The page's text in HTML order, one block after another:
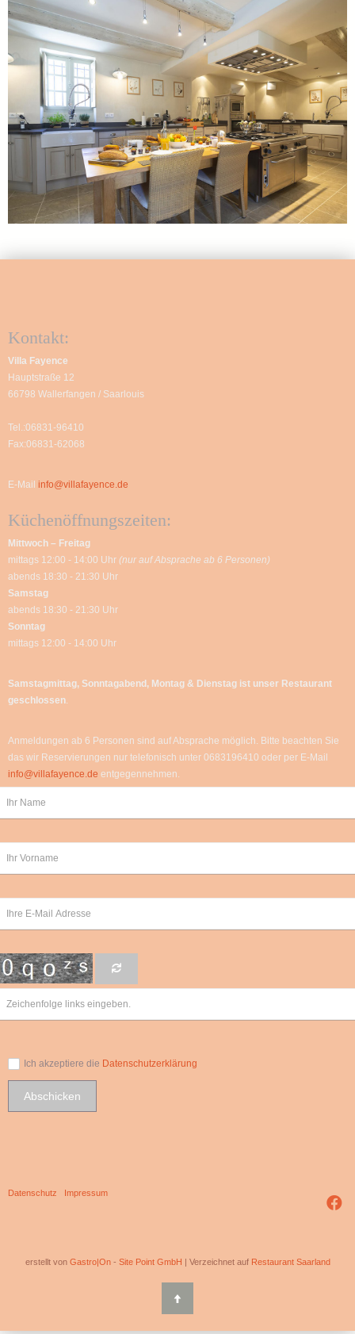
Kontakt:
Villa Fayence
Hauptstraße 12
66798 Wallerfangen / Saarlouis
Tel.:06831-96410
Fax:06831-62068
E-Mail info@villafayence.de
Küchenöffnungszeiten:
Mittwoch – Freitag
mittags 12:00 - 14:00 Uhr (nur auf Absprache ab 6 Personen)
abends 18:30 - 21:30 Uhr
Samstag
abends 18:30 - 21:30 Uhr
Sonntag
mittags 12:00 - 14:00 Uhr
Samstagmittag, Sonntagabend, Montag & Dienstag ist unser Restaurant
geschlossen.
Anmeldungen ab 6 Personen sind auf Absprache möglich. Bitte beachten Sie
das wir Reservierungen nur telefonisch unter 0683196410 oder per E-Mail
info@villafayence.de entgegennehmen.
Ich akzeptiere die Datenschutzerklärung
Abschicken
Datenschutz Impressum
erstellt von Gastro|On- Site Point GmbH | Verzeichnet auf Restaurant Saarland